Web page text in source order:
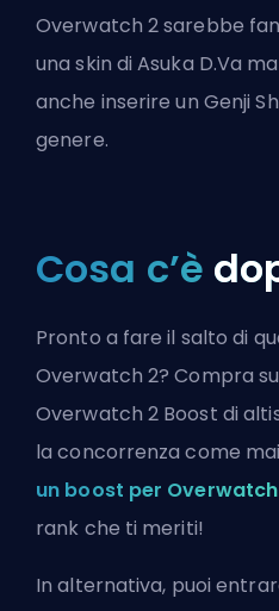
Overwatch 2 sarebbe
una skin di Asuka D.Va
anche inserire un Genji
genere.
Cosa c’è
Pronto a fare il salto di
Overwatch 2? Compra
Overwatch 2 Boost di
la concorrenza come
un boost per
rank che ti meriti!
In alternativa, puoi